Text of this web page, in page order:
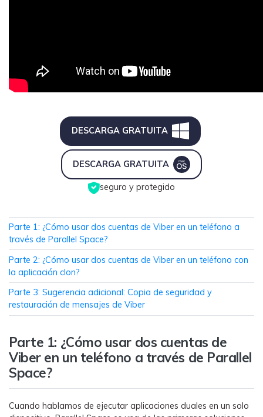
DESCARGA GRATUITA
DESCARGA GRATUITA
seguro y protegido
󠀰Parte 1: ¿Cómo usar dos cuentas de Viber en un teléfono a
través de Parallel Space?󠀲󠀩󠀠󠀩󠀩󠀨󠀤󠀢󠀳
󠀰Parte 2: ¿Cómo usar dos cuentas de Viber en un teléfono con
la aplicación clon?
Parte 3: Sugerencia adicional: Copia de seguridad y
restauración de mensajes de Viber󠀲󠀩󠀠󠀩󠀩󠀨󠀤󠀤󠀳
󠀰Parte 1: ¿Cómo usar dos cuentas de
Viber en un teléfono a través de Parallel
Space?󠀲󠀩󠀠󠀩󠀩󠀨󠀤󠀢󠀳
Cuando hablamos de ejecutar aplicaciones duales en un solo